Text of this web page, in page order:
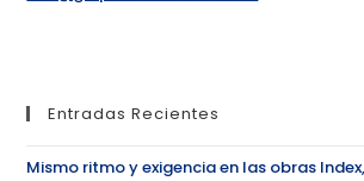
Entradas Recientes
Mismo ritmo y exigencia en las obras